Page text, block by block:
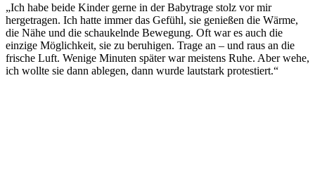
„Ich habe beide Kinder gerne in der Babytrage stolz vor mir
hergetragen. Ich hatte immer das Gefühl, sie genießen die Wärme,
die Nähe und die schaukelnde Bewegung. Oft war es auch die
einzige Möglichkeit, sie zu beruhigen. Trage an – und raus an die
frische Luft. Wenige Minuten später war meistens Ruhe. Aber wehe,
ich wollte sie dann ablegen, dann wurde lautstark protestiert.“